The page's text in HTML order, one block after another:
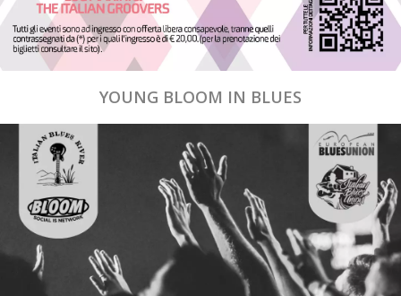
YOUNG BLOOM IN BLUES